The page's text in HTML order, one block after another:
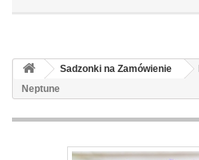
Sadzonki na Zamówienie
Neptune